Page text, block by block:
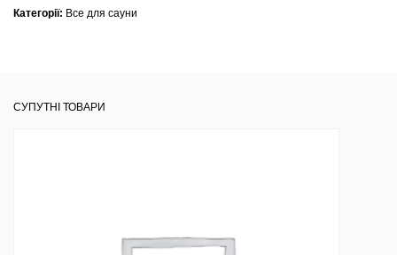
Категорії: Все для сауни
СУПУТНІ ТОВАРИ